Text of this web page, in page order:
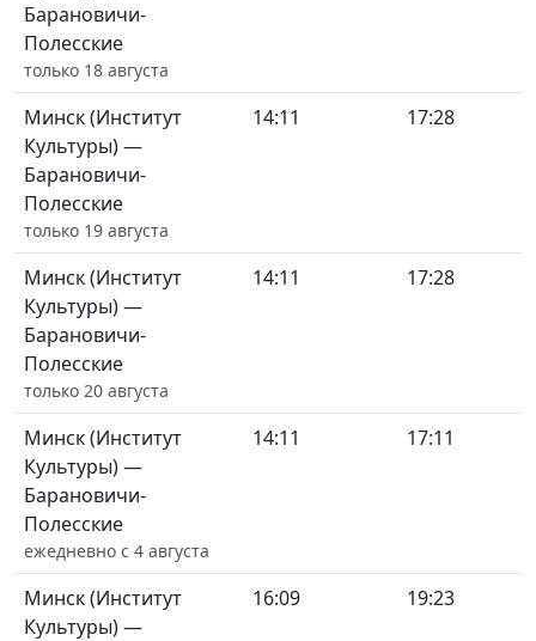
Барановичи-
Полесские
только 18 августа
Минск (Институт
Культуры) —
Барановичи-
Полесские
только 19 августа
14:11 17:28
Минск (Институт
Культуры) —
Барановичи-
Полесские
только 20 августа
14:11 17:28
Минск (Институт
Культуры) —
Барановичи-
Полесские
ежедневно с 4 августа
14:11 17:11
Минск (Институт
Культуры) —
16:09 19:23